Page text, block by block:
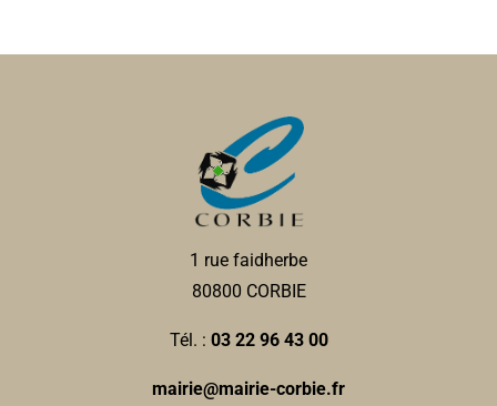
1 rue faidherbe
80800 CORBIE
Tél. : 03 22 96 43 00
mairie@mairie-corbie.fr